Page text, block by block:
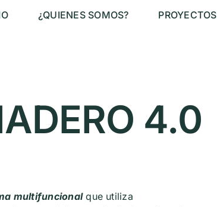
¿QUIENES SOMOS? PROYECTOS
4.0
multifuncionalque utiliza